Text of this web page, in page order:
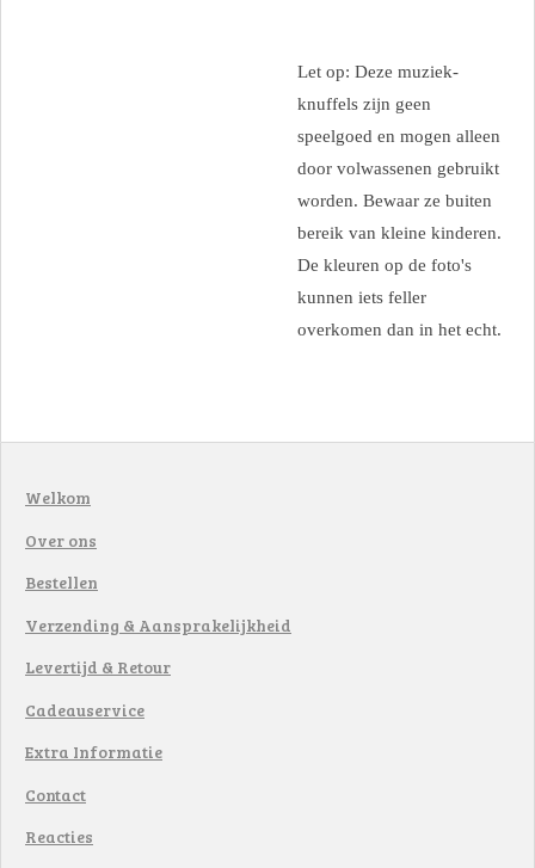
Let op: Deze muziek-
knuffels zijn geen
speelgoed en mogen alleen
door volwassenen gebruikt
worden. Bewaar ze buiten
bereik van kleine kinderen.
De kleuren op de foto's
kunnen iets feller
overkomen dan in het echt.
Welkom
Over ons
Bestellen
Verzending & Aansprakelijkheid
Levertijd & Retour
Cadeauservice
Extra Informatie
Contact
Reacties